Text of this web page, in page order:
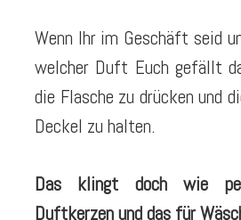
Wenn Ihr im Geschäft seid
welcher Duft Euch gefällt
die Flasche zu drücken und
Deckel zu halten.
Das klingt doch wie
Duftkerzen und das für